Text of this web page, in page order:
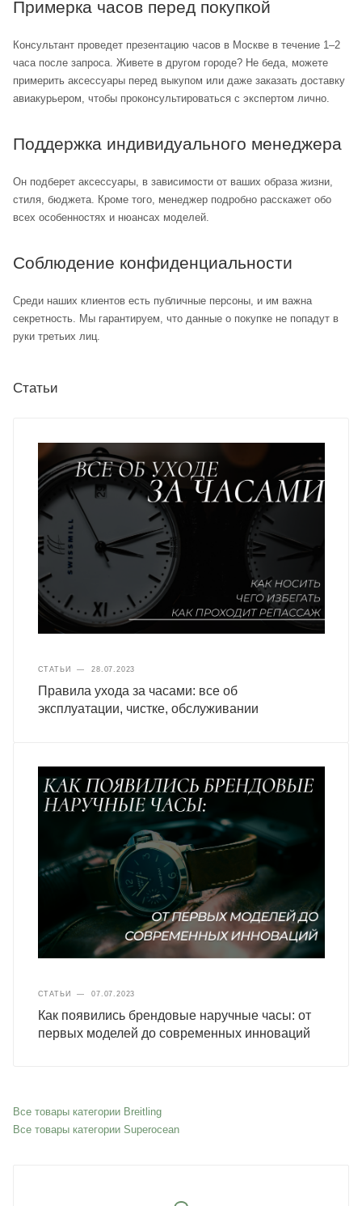
Примерка часов перед покупкой
Консультант проведет презентацию часов в Москве в течение 1–2
часа после запроса. Живете в другом городе? Не беда, можете
примерить аксессуары перед выкупом или даже заказать доставку
авиакурьером, чтобы проконсультироваться с экспертом лично.
Поддержка индивидуального менеджера
Он подберет аксессуары, в зависимости от ваших образа жизни,
стиля, бюджета. Кроме того, менеджер подробно расскажет обо
всех особенностях и нюансах моделей.
Соблюдение конфиденциальности
Среди наших клиентов есть публичные персоны, и им важна
секретность. Мы гарантируем, что данные о покупке не попадут в
руки третьих лиц.
Статьи
СТАТЬИ — 28.07.2023
Правила ухода за часами: все об
эксплуатации, чистке, обслуживании
СТАТЬИ — 07.07.2023
Как появились брендовые наручные часы: от
первых моделей до современных инноваций
Все товары категории Breitling
Все товары категории Superocean